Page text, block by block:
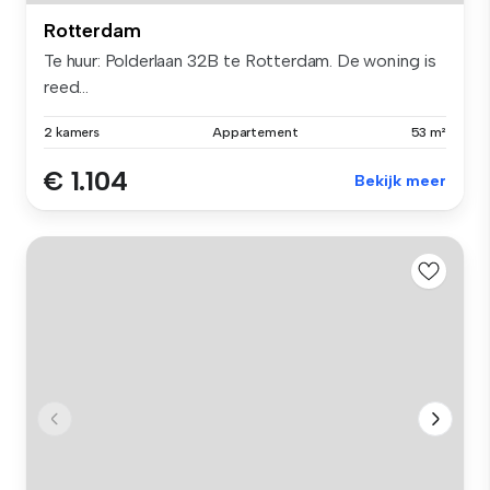
Rotterdam
Te huur: Polderlaan 32B te Rotterdam. De woning is
reed...
2 kamers Appartement 53 m²
€ 1.104 Bekijk meer